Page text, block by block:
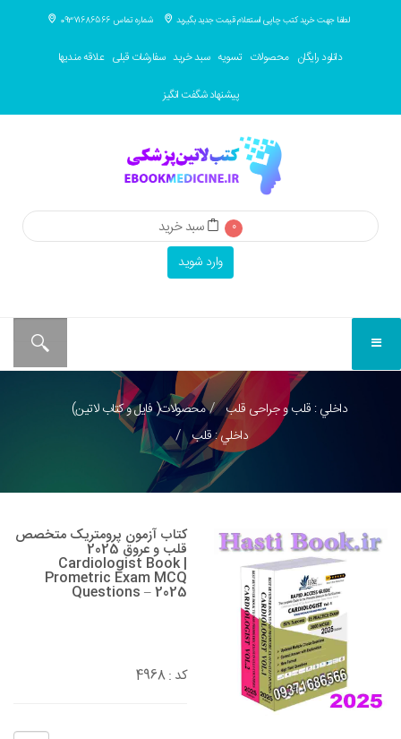
شماره تماس 09371686566 لطفا جهت خرید کتب چاپی استعلام قیمت جدید بگیرید
علاقه مندیها سفارشات قبلی سبد خرید تسویه محصولات دانلود رایگان
پیشنهاد شگفت انگیز
سبد خرید 0
وارد شوید
محصولات( فایل و کتاب لاتین)
داخلي : قلب و جراحی قلب
داخلي : قلب
کتاب آزمون پرومتریک متخصص
قلب و عروق 2025
Cardiologist Book |
Prometric Exam MCQ
Questions – 2025
کد :4968